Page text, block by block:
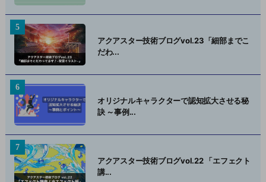
アクアスター技術ブログvol.23「細部までこ
だわ...
オリジナルキャラクターで認知拡大させる秘
訣 ～事例...
アクアスター技術ブログvol.22 「エフェクト
講...